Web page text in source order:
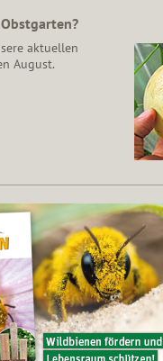
aktuellen
August.